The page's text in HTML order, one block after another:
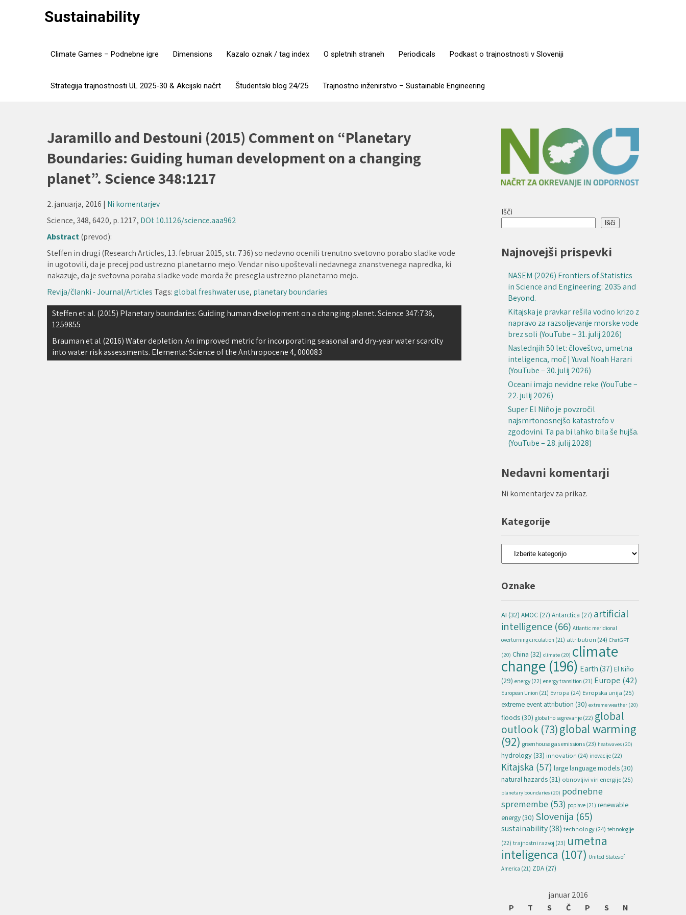
Sustainability
Climate Games – Podnebne igre Dimensions Kazalo oznak / tag index O spletnih straneh Periodicals Podkast o trajnostnosti v Sloveniji
Strategija trajnostnosti UL 2025-30 & Akcijski načrt Študentski blog 24/25 Trajnostno inženirstvo – Sustainable Engineering
Jaramillo and Destouni (2015) Comment on “Planetary
Boundaries: Guiding human development on a changing
planet”. Science 348:1217
2. januarja, 2016 | Ni komentarjev
Science, 348, 6420, p. 1217, DOI: 10.1126/science.aaa962
Abstract(prevod):
Steffen in drugi (Research Articles, 13. februar 2015, str. 736) so nedavno ocenili trenutno svetovno porabo sladke vode
in ugotovili, da je precej pod ustrezno planetarno mejo. Vendar niso upoštevali nedavnega znanstvenega napredka, ki
nakazuje, da je svetovna poraba sladke vode morda že presegla ustrezno planetarno mejo.
Revija/članki - Journal/Articles Tags:global freshwater use, planetary boundaries
Navigacija
prispevka
Steffen et al. (2015) Planetary boundaries: Guiding human development on a changing planet. Science 347:736,
1259855
Brauman et al (2016) Water depletion: An improved metric for incorporating seasonal and dry-year water scarcity
into water risk assessments. Elementa: Science of the Anthropocene 4, 000083
Išči
Išči
Najnovejši prispevki
NASEM (2026) Frontiers of Statistics
in Science and Engineering: 2035 and
Beyond.
Kitajska je pravkar rešila vodno krizo z
napravo za razsoljevanje morske vode
brez soli (YouTube – 31. julij 2026)
Naslednjih 50 let: človeštvo, umetna
inteligenca, moč | Yuval Noah Harari
(YouTube – 30. julij 2026)
Oceani imajo nevidne reke (YouTube –
22. julij 2026)
Super El Niño je povzročil
najsmrtonosnejšo katastrofo v
zgodovini. Ta pa bi lahko bila še hujša.
(YouTube – 28. julij 2028)
Nedavni komentarji
Ni komentarjev za prikaz.
Kategorije
Kategorije
Oznake
AI (32) AMOC (27) Antarctica (27) artificial
intelligence (66) Atlantic meridional
overturning circulation (21) attribution (24) ChatGPT
(20) China (32) climate (20) climate
change (196) Earth (37) El Niño
(29) energy (22) energy transition (21) Europe (42)
European Union (21) Evropa (24) Evropska unija (25)
extreme event attribution (30) extreme weather (20)
floods (30) globalno segrevanje (22) global
outlook (73)global warming
(92) greenhouse gas emissions (23) heatwaves (20)
hydrology(33) innovation (24) inovacije (22)
Kitajska (57) large language models (30)
natural hazards (31) obnovljivi viri energije(25)
planetary boundaries (20) podnebne
spremembe (53) poplave (21) renewable
energy (30) Slovenija (65)
sustainability(38) technology(24) tehnologije
(22) trajnostni razvoj (23) umetna
inteligenca (107) United States of
America (21) ZDA (27)
januar 2016
P
T S Č P S N